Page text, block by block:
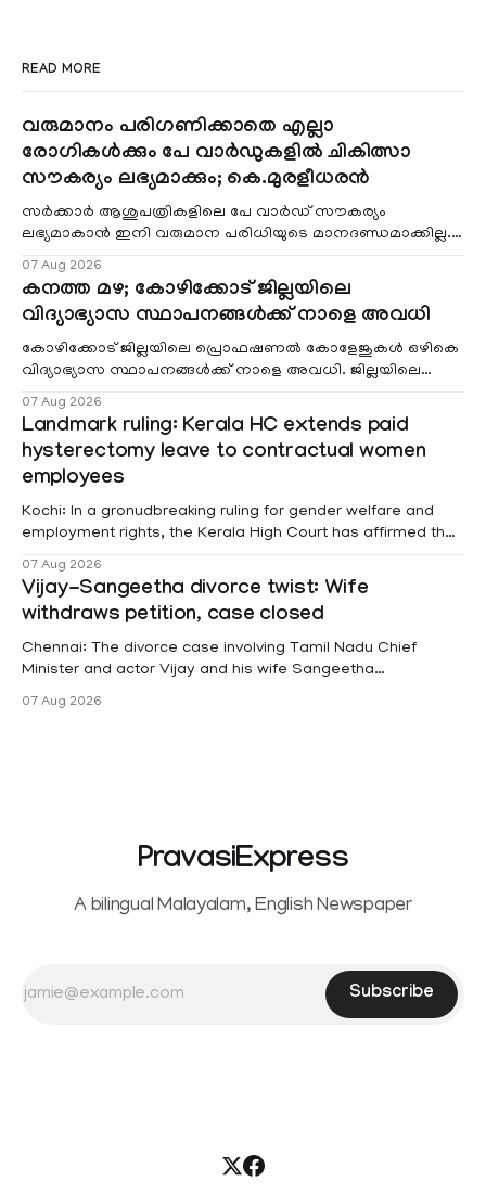
READ MORE
വരുമാനം പരിഗണിക്കാതെ എല്ലാ
രോഗികൾക്കും പേ വാർഡുകളിൽ ചികിത്സാ
സൗകര്യം ലഭ്യമാക്കും; കെ.മുരളീധരൻ
സർക്കാർ ആശുപത്രികളിലെ പേ വാർഡ് സൗകര്യം
ലഭ്യമാകാൻ ഇനി വരുമാന പരിധിയുടെ മാനദണ്ഡമാക്കില്ല.
07 Aug 2026
കനത്ത മഴ; കോഴിക്കോട് ജില്ലയിലെ
വിദ്യാഭ്യാസ സ്ഥാപനങ്ങൾക്ക് നാളെ അവധി
കോഴിക്കോട് ജില്ലയിലെ പ്രൊഫഷണൽ കോളേജുകൾ ഒഴികെ
വിദ്യാഭ്യാസ സ്ഥാപനങ്ങൾക്ക് നാളെ അവധി. ജില്ലയിലെ
07 Aug 2026
Landmark ruling: Kerala HC extends paid
hysterectomy leave to contractual women
employees
Kochi: In a gronudbreaking ruling for gender welfare and
employment rights, the Kerala High Court has affirmed that
projects are eligible for paid medical leave following
hysterectomy surgery under the Kerala Service Rules
(KSR). The court noted that since essential benefits like
maternity
07 Aug 2026
Vijay-Sangeetha divorce twist: Wife
withdraws petition, case closed
Chennai: The divorce case involving Tamil Nadu Chief
Minister and actor Vijay and his wife Sangeetha
Sowrnalingam has taken a new turn after Sangeetha
07 Aug 2026
PravasiExpress
A bilingual Malayalam, English Newspaper
Subscribe